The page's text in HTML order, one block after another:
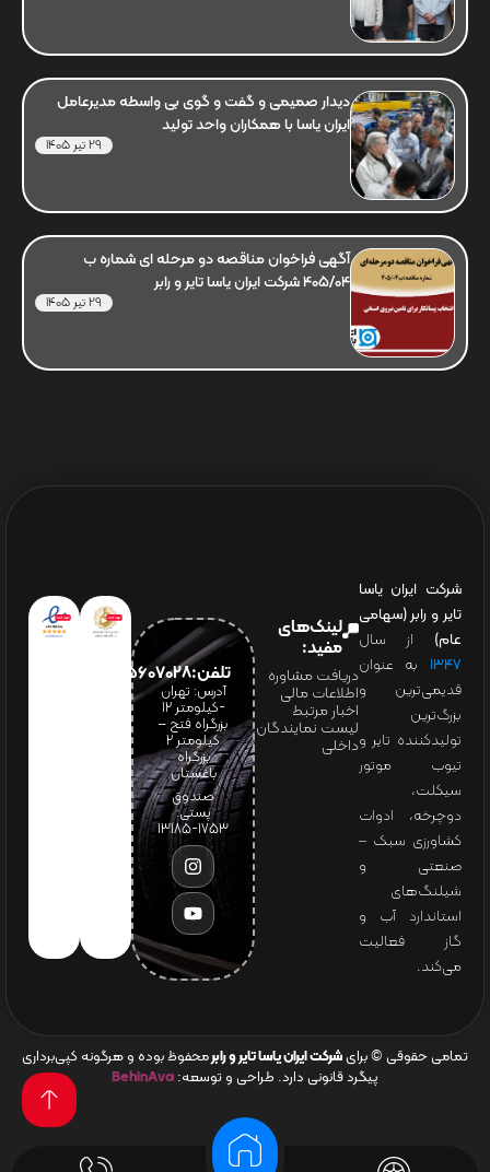
دیدار صمیمی و گفت و گوی بی واسطه مدیرعامل
ایران یاسا با همکاران واحد تولید
29 تیر 1405
آگهی فراخوان مناقصه دو مرحله ای شماره ب
405/04 شرکت ایران یاسا تایر و رابر
29 تیر 1405
شرکت ایران یاسا
تایر و رابر (سهامی
عام) از سال
۱۳۴۷ به عنوان
قدیمی‌ترین و
بزرگ‌ترین
تولیدکننده تایر و
تیوب موتور
سیکلت،
دوچرخه، ادوات
کشاورزی سبک –
صنعتی و
شیلنگ‌های
استاندارد آب و
گاز فعالیت
می‌کند.
لینک‌های
مفید:
دریافت مشاوره
اطلاعات مالی
اخبار مرتبط
لیست نمایندگان
داخلی
تلفن:65607028(021)
آدرس: تهران
-کیلومتر 12
بزرگراه فتح –
کیلومتر ۲
بزرگراه
باغستان
صندوق
پستی:
1753-13185
تمامی حقوقی © برای شرکت ایران یاسا تایر و رابرمحفوظ بوده و هرگونه کپی‌برداری
پیگرد قانونی دارد. طراحی و توسعه: BehinAva